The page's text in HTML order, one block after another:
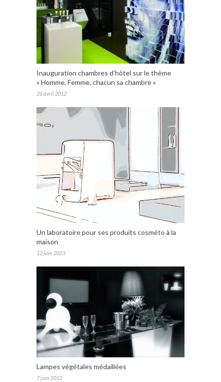
Inauguration chambres d’hôtel sur le thème
« Homme, Femme, chacun sa chambre »
26 avril 2012
Un laboratoire pour ses produits cosméto à la
maison
12 juin 2023
Lampes végétales médaillées
7 juin 2012